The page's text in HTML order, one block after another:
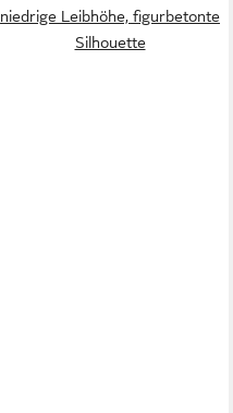
niedrige Leibhöhe, figurbetonte
Silhouette